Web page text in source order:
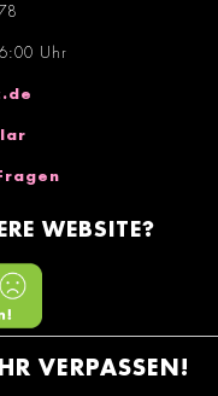
Uhr
WEBSITE?
VERPASSEN!